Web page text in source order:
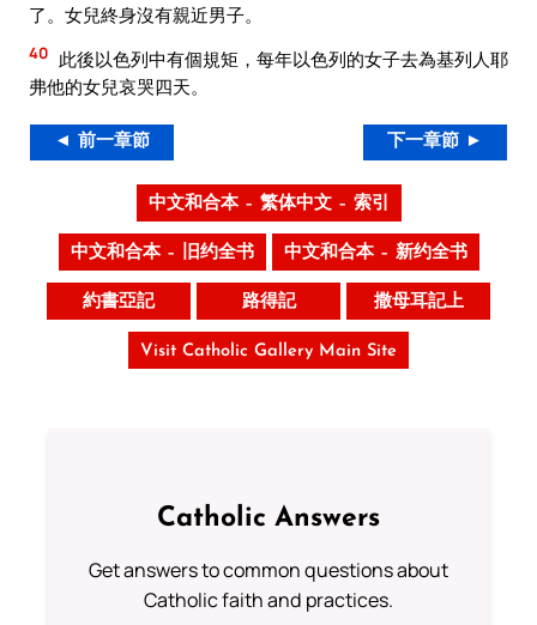
了。女兒終身沒有親近男子。
40 此後以色列中有個規矩，每年以色列的女子去為基列人耶
弗他的女兒哀哭四天。
◄ 前一章節 下一章節 ►
中文和合本 – 繁体中文 – 索引
中文和合本 – 旧约全书 中文和合本 – 新约全书
約書亞記 路得記 撒母耳記上
Visit Catholic Gallery Main Site
Catholic Answers
Get answers to common questions about
Catholic faith and practices.